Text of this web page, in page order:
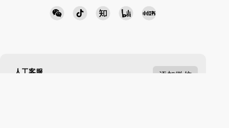
人工客服 添加微信